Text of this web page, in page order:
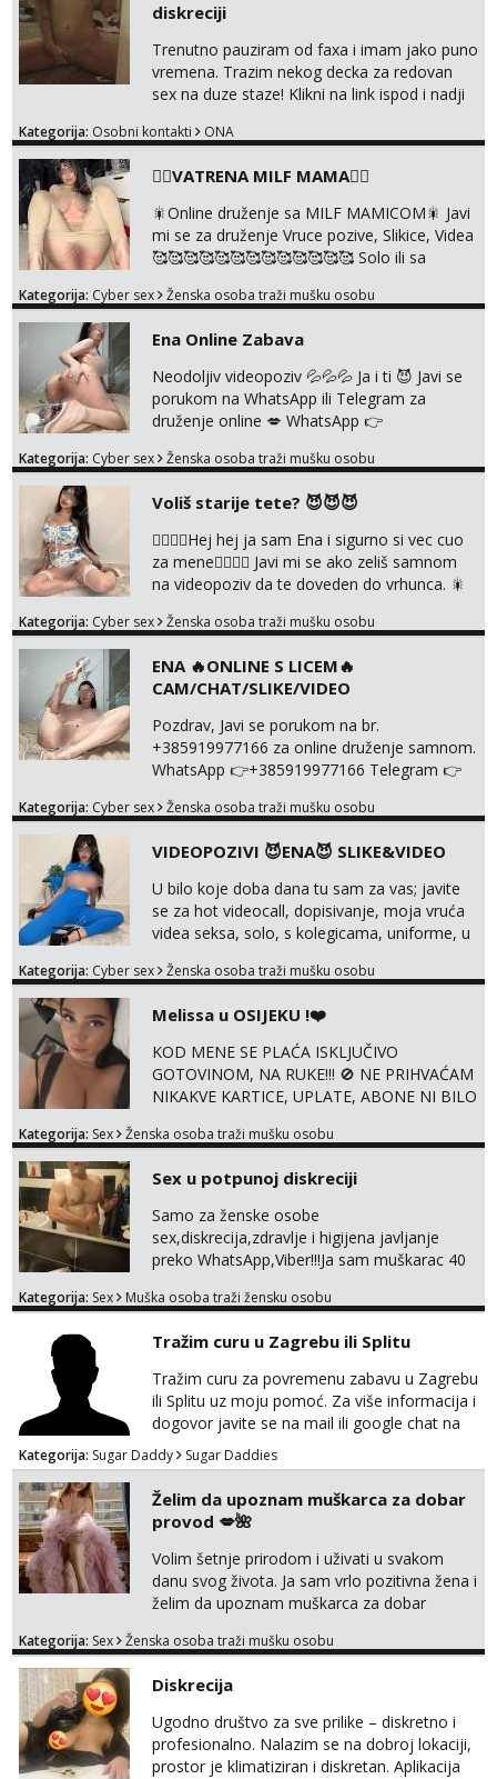
diskreciji
Trenutno pauziram od faxa i imam jako puno
vremena. Trazim nekog decka za redovan
sex na duze staze! Klikni na link ispod i nadji
Kategorija: Osobni kontakti ONA
❤️‍🔥VATRENA MILF MAMA❤️‍🔥
🎇Online druženje sa MILF MAMICOM🎇 Javi
mi se za druženje Vruce pozive, Slikice, Videa
🥰🥰🥰🥰🥰🥰🥰🥰🥰🥰🥰🥰🥰 Solo ili sa
WhatsApp ili Telegram WhatsApp 👉
@enafriedrichkis 🤬NE RADIM SASTANKE I
DRUZENJA UZIVO🤬
Kategorija: Cyber sex Ženska osoba traži mušku osobu
Ena Online Zabava
Neodoljiv videopoziv 💦💦💦 Ja i ti 😈 Javi se
porukom na WhatsApp ili Telegram za
druženje online 💋 WhatsApp 👉
@enafriedrichkis NEE radimo sastnke uzivo
Kategorija: Cyber sex Ženska osoba traži mušku osobu
Voliš starije tete? 😈😈😈
❤️‍🔥❤️‍🔥Hej hej ja sam Ena i sigurno si vec cuo
za mene❤️‍🔥❤️‍🔥 Javi mi se ako zeliš samnom
na videopoziv da te doveden do vrhunca. 🎇
@enafriedrichkis Radim samo ONLINE I
Kategorija: Cyber sex Ženska osoba traži mušku osobu
ENA 🔥ONLINE S LICEM🔥
CAM/CHAT/SLIKE/VIDEO
Pozdrav, Javi se porukom na br.
+385919977166 za online druženje samnom.
WhatsApp 👉+385919977166 Telegram 👉
solo i s partnerom, kolegicama
haljine, štikle, samostojeće itd. Nudim
svakakva videa seksa, pušenje, razne
lokacije, suradnje s kolegicama, fetiši..
Dopisivanje i slike također radim. NIŠTA UŽI...
Kategorija: Cyber sex Ženska osoba traži mušku osobu
VIDEOPOZIVI 😈ENA😈 SLIKE&VIDEO
U bilo koje doba dana tu sam za vas; javite
se za hot videocall, dopisivanje, moja vruća
videa seksa, solo, s kolegicama, uniforme, u
+385919977166 Telegram 👉
UŽIVO
Kategorija: Cyber sex Ženska osoba traži mušku osobu
Melissa u OSIJEKU !❤️
KOD MENE SE PLAĆA ISKLJUČIVO
GOTOVINOM, NA RUKE!!! 🚫 NE PRIHVAĆAM
NIKAKVE KARTICE, UPLATE, ABONE NI BILO
SAMO GOTOVINA!!! Moje fotografije su
za dopisivanja Za dogovor mi piši direktno na
WhatsApp – ako znaš što želiš, bit će ti
nagrađeno.
Kategorija: Sex Ženska osoba traži mušku osobu
Sex u potpunoj diskreciji
Samo za ženske osobe
sex,diskrecija,zdravlje i higijena javljanje
preko WhatsApp,Viber!!!Ja sam muškarac 40
sve stvar dogovora otvoren za sve
Kategorija: Sex Muška osoba traži žensku osobu
Tražim curu u Zagrebu ili Splitu
Tražim curu za povremenu zabavu u Zagrebu
ili Splitu uz moju pomoć. Za više informacija i
dogovor javite se na mail ili google chat na
oneofakind999111@gmail.com
Kategorija: Sugar Daddy Sugar Daddies
Želim da upoznam muškarca za dobar
provod 💋🌺
Volim šetnje prirodom i uživati u svakom
danu svog života. Ja sam vrlo pozitivna žena i
želim da upoznam muškarca za dobar
na link ispod i nadji me tamo, cekam te!
Kategorija: Sex Ženska osoba traži mušku osobu
Diskrecija
Ugodno društvo za sve prilike – diskretno i
profesionalno. Nalazim se na dobroj lokaciji,
prostor je klimatiziran i diskretan. Aplikacija